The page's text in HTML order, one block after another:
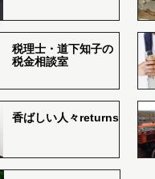
税理士・道下知子の
税金相談室
香ばしい人々returns